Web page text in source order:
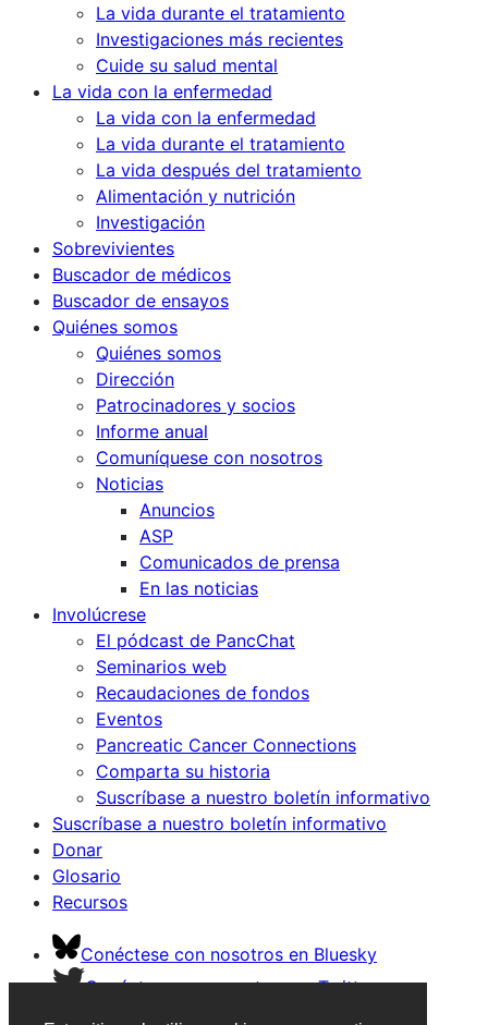
La vida durante el tratamiento
Investigaciones más recientes
Cuide su salud mental
La vida con la enfermedad
La vida con la enfermedad
La vida durante el tratamiento
La vida después del tratamiento
Alimentación y nutrición
Investigación
Sobrevivientes
Buscador de médicos
Buscador de ensayos
Quiénes somos
Quiénes somos
Dirección
Patrocinadores y socios
Informe anual
Comuníquese con nosotros
Noticias
Anuncios
ASP
Comunicados de prensa
En las noticias
Involúcrese
El pódcast de PancChat
Seminarios web
Recaudaciones de fondos
Eventos
Pancreatic Cancer Connections
Comparta su historia
Suscríbase a nuestro boletín informativo
Suscríbase a nuestro boletín informativo
Donar
Glosario
Recursos
Conéctese con nosotros en Bluesky
Conéctese con nosotros en Twitter